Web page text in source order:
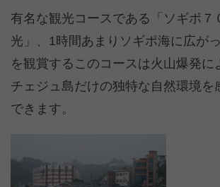
有名な観光コースである「ソギポ７
光」、1時間あまりソギポ海に広が
を観賞するこのコースは火山爆発に
チェジュ島だけの独特な自然環境を
できます。